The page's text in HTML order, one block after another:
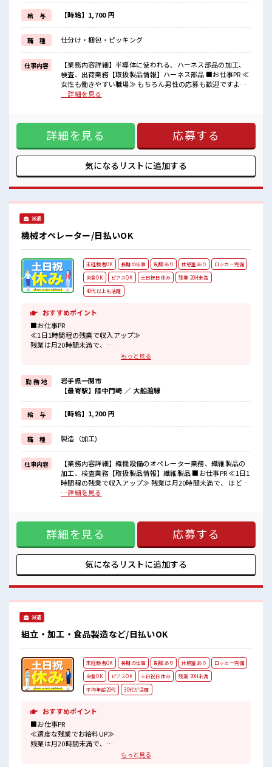
≪ヘアカラーOKで自由な雰囲気の職場≫
明るすぎたり奇抜でなければ基本的に自由！
(規定有)≪ラクラク制服アリ≫
制服があるので、
毎日の服装の悩み解消♪
≪自分に合った期間で働ける≫
福利厚生が整った派遣のお仕事です！
■職場の雰囲気
女性多めで休み時間は女子トークがあふれる職場です！
派手過ぎなければOKだから、
モチベーションもUP！
給 与 【時給】1,700 円
職 種 仕分け・梱包・ピッキング
仕事内容
【業務内容詳細】半導体に使われる、ハーネス部品の加工、
検査、出荷業務【取扱製品情報】ハーネス部品 ■お仕事PR ≪
女性も働きやすい職場≫ もちろん男性の応募も歓迎ですよ！
≪残業多めでがっつり稼ぐ≫ 高収入を希望される方にオスス
な雰囲気の職場≫ 明るすぎたり奇抜でなければ基本的に自
由！ (規定有)≪ラクラク制服アリ≫ 制服があるので、 毎日の
服装の悩み解消♪ ≪自分に合った期間で働ける≫ 福利厚生が
整った派遣のお仕事です！ ■職場の雰囲気 女性多めで休み時
間は女子トークがあふれる職場です！ もちろん男性の応募も
OKですよ！ 髪型・髪色自由♪ 派手過ぎなければOKだから、
…詳細を見る
詳細を見る 応募する
気になるリストに追加する
派遣
機械オペレーター/日払いOK
未経験者OK 長期の仕事 制服あり 休憩室あり
ロッカー完備
染髪OK
ピアスOK 土日祝日休み
残業 20H未満
40代以上も活躍
おすすめポイント
■お仕事PR
≪1日1時間程の残業で収入アップ≫
残業は月20時間未満で、
週末は家族や友人と一緒にプライベート満喫！
≪モチベーションもUP≫
派手過ぎなければ髪型や髪色自由♪
(規定有)制服があると毎日の服選びに悩まずOK♪
≪未経験OKの仕事≫
新しいことにチャレンジするのは不安だけど、
しっかり働く環境が整っています！
イチからスキルUP・ステップUP目指していきましょう！
■職場の雰囲気
キバツ過ぎなければ髪色・髪型は自由！
あなたの個性を大事にできます♪
休憩室完備でランチや休憩も充実しそう♪
もっと見る
勤 務 地
岩手県一関市
【最寄駅】陸中門崎 ／ 大船渡線
給 与 【時給】1,200 円
職 種 製造（加工)
仕事内容
【業務内容詳細】織機設備のオペレーター業務、繊維製品の
加工、検査業務【取扱製品情報】繊維製品 ■お仕事PR ≪1日1
時間程の残業で収入アップ≫ 残業は月20時間未満で、 ほどよ
く稼げます♪ ≪週休2日制≫ 週末は家族や友人と一緒にプラ
OK♪ ≪未経験OKの仕事≫ 新しいことにチャレンジするのは
不安だけど、 しっかり働く環境が整っています！ イチからス
キルUP・ステップUP目指していきましょう！ ■職場の雰囲
気 キバツ過ぎなければ髪色・髪型は自由！ あなたの個性を大
事にできます♪ 休憩室完備でランチや休憩も充実しそう♪ 残
業も1日1H程度あるので給料の上乗せも期待できそう！
…詳細を見る
詳細を見る 応募する
気になるリストに追加する
派遣
組立・加工・食品製造など/日払いOK
未経験者OK 長期の仕事 制服あり 休憩室あり
ロッカー完備
染髪OK
ピアスOK 土日祝日休み
残業 20H未満
平均年齢20代
30代が活躍
おすすめポイント
■お仕事PR
≪適度な残業でお給料UP≫
残業は月20時間未満で、
もっと見る